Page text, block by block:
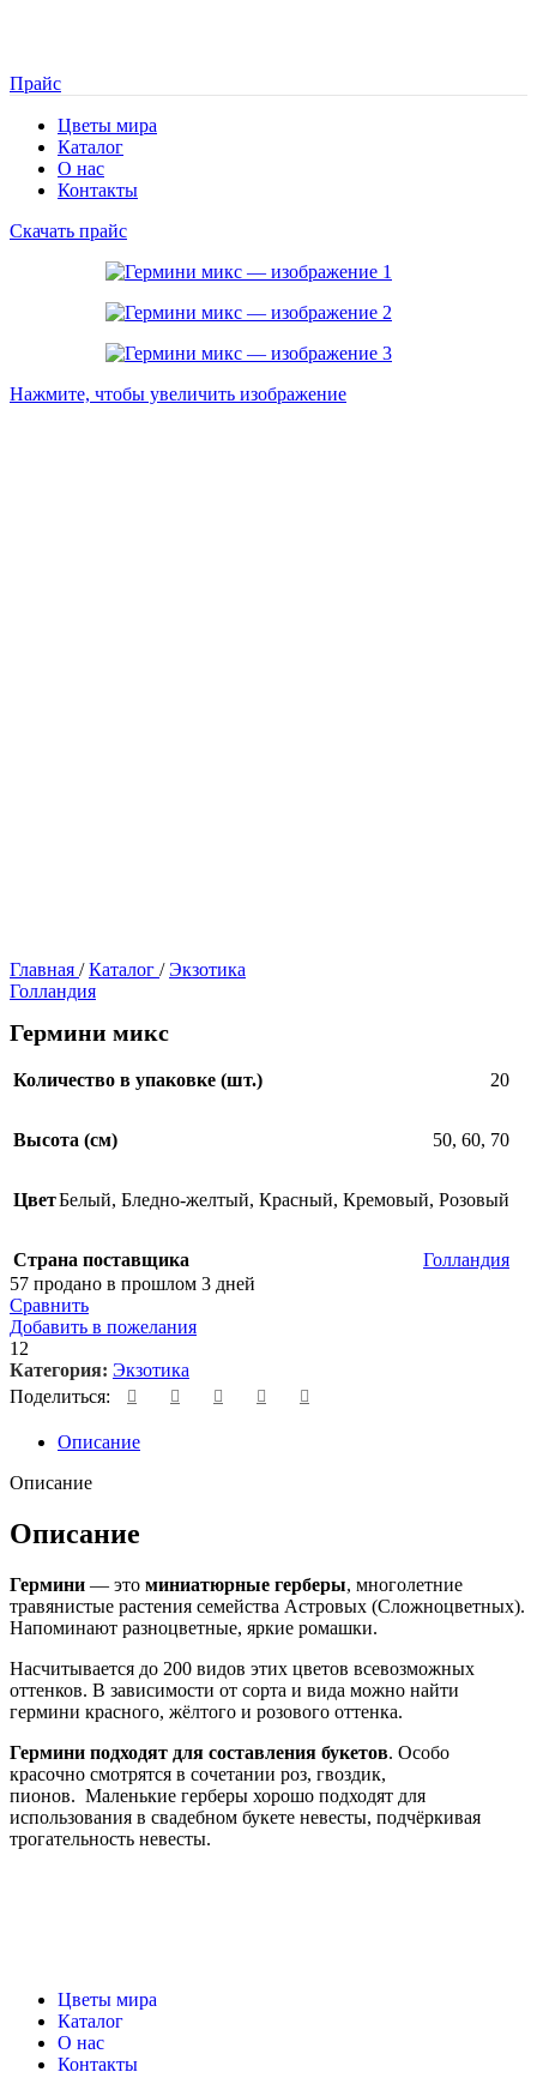
Прайс
Цветы мира
Каталог
О нас
Контакты
Скачать прайс
Нажмите, чтобы увеличить изображение
Главная / Каталог / Экзотика
Голландия
Гермини микс
Количество в упаковке (шт.) 20
Высота (см) 50, 60, 70
ЦветБелый, Бледно-желтый, Красный, Кремовый, Розовый
Страна поставщика
Голландия
57 продано в прошлом 3 дней
Сравнить
Добавить в пожелания
12
Категория: Экзотика
Поделиться:
Описание
Описание
Описание
Гермини — это миниатюрные герберы, многолетние
травянистые растения семейства Астровых (Сложноцветных).
Напоминают разноцветные, яркие ромашки.
Насчитывается до 200 видов этих цветов всевозможных
оттенков. В зависимости от сорта и вида можно найти
гермини красного, жёлтого и розового оттенка.
Гермини подходят для составления букетов. Особо
красочно смотрятся в сочетании роз, гвоздик,
пионов. Маленькие герберы хорошо подходят для
использования в свадебном букете невесты, подчёркивая
трогательность невесты.
Цветы мира
Каталог
О нас
Контакты